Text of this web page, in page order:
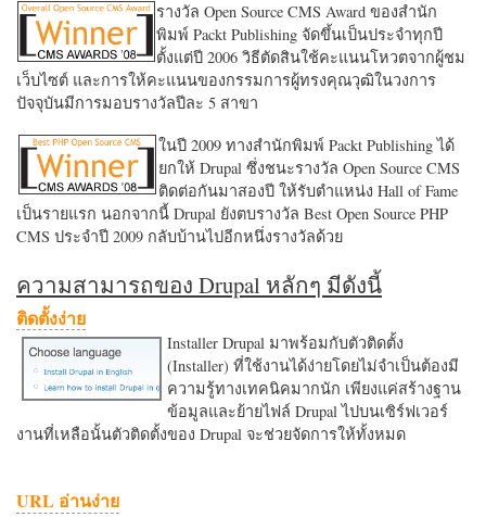
รางวัล Open Source CMS Award ของสำนัก
พิมพ์ Packt Publishing จัดขึ้นเป็นประจำทุกปี
ตั้งแต่ปี 2006 วิธีตัดสินใช้คะแนนโหวตจากผู้ชม
เว็บไซต์ และการให้คะแนนของกรรมการผู้ทรงคุณวุฒิในวงการ
ปัจจุบันมีการมอบรางวัลปีละ 5 สาขา
ในปี 2009 ทางสำนักพิมพ์ Packt Publishing ได้
ยกให้ Drupal ซึ่งชนะรางวัล Open Source CMS
ติดต่อกันมาสองปี ให้รับตำแหน่ง Hall of Fame
เป็นรายแรก นอกจากนี้ Drupal ยังตบรางวัล Best Open Source PHP
CMS ประจำปี 2009 กลับบ้านไปอีกหนึ่งรางวัลด้วย
ความสามารถของ Drupal หลักๆ มีดังนี้
ติดตั้งง่าย
Installer Drupal มาพร้อมกับตัวติดตั้ง
(Installer) ที่ใช้งานได้ง่ายโดยไม่จำเป็นต้องมี
ความรู้ทางเทคนิคมากนัก เพียงแค่สร้างฐาน
ข้อมูลและย้ายไฟล์ Drupal ไปบนเซิร์ฟเวอร์
งานที่เหลือนั้นตัวติดตั้งของ Drupal จะช่วยจัดการให้ทั้งหมด
URL อ่านง่าย